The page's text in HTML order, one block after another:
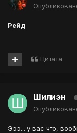
Рейд
Цитата
Шилиэн
Эээ... у вас что,